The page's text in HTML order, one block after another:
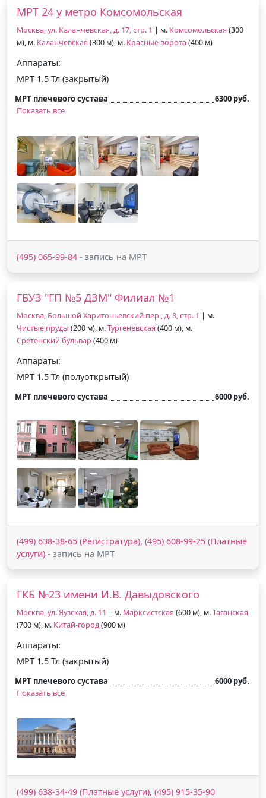
МРТ 24 у метро Комсомольская
Москва, ул. Каланчевская, д. 17, стр. 1 | м. Комсомольская (300
м), м. Каланчёвская (300 м), м. Красные ворота (400 м)
Аппараты:
МРТ 1.5 Тл (закрытый)
МРТ плечевого сустава
6300 руб.
Показать все
(495) 065-99-84 - запись на МРТ
ГБУЗ "ГП №5 ДЗМ" Филиал №1
Москва, Большой Харитоньевский пер., д. 8, стр. 1 | м.
Чистые пруды (200 м), м.Тургеневская (400 м), м.
Сретенский бульвар (400 м)
Аппараты:
МРТ 1.5 Тл (полуоткрытый)
МРТ плечевого сустава 6000 руб.
(499) 638-38-65 (Регистратура), (495) 608-99-25 (Платные
услуги) - запись на МРТ
ГКБ №23 имени И.В. Давыдовского
Москва, ул. Яузская, д. 11 | м. Марксистская (600 м), м.Таганская
(700 м), м. Китай-город(900 м)
Аппараты:
МРТ 1.5 Тл (закрытый)
МРТ плечевого сустава
6000 руб.
Показать все
(499) 638-34-49 (Платные услуги), (495) 915-35-90